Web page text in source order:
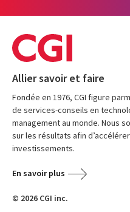
Allier savoir et faire
Fondée en 1976, CGI figure
de services-conseils en
management au monde. Nous
sur les résultats afin
investissements.
En savoir plus
© 2026 CGI inc.